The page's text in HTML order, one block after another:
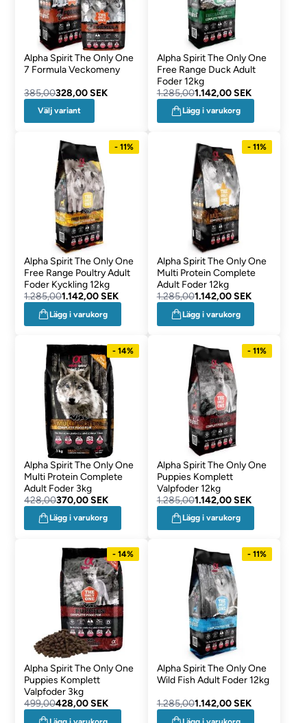
Alpha Spirit The Only One
7 Formula Veckomeny
385,00328,00 SEK
Välj variant
Alpha Spirit The Only One
Free Range Duck Adult
Foder 12kg
1.285,001.142,00 SEK
Lägg i varukorg
- 11%
Alpha Spirit The Only One
Free Range Poultry Adult
Foder Kyckling 12kg
1.285,001.142,00 SEK
Lägg i varukorg
- 11%
Alpha Spirit The Only One
Multi Protein Complete
Adult Foder 12kg
1.285,001.142,00 SEK
Lägg i varukorg
- 14%
Alpha Spirit The Only One
Multi Protein Complete
Adult Foder 3kg
428,00370,00 SEK
Lägg i varukorg
- 11%
Alpha Spirit The Only One
Puppies Komplett
Valpfoder 12kg
1.285,001.142,00 SEK
Lägg i varukorg
- 14%
Alpha Spirit The Only One
Puppies Komplett
Valpfoder 3kg
499,00428,00 SEK
- 11%
Alpha Spirit The Only One
Wild Fish Adult Foder 12kg
1.285,001.142,00 SEK